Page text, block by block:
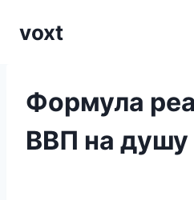
voxt
Формула
ВВП на душу